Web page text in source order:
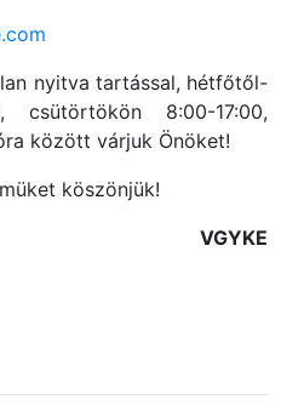
nyitva tartással, hétfőtől-
csütörtökön 8:00-17:00,
között várjuk Önöket!
köszönjük!
VGYKE